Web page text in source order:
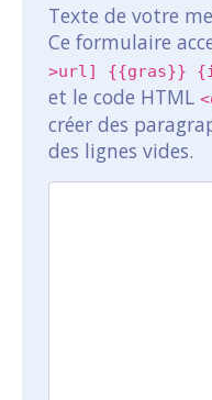
Texte de votre
Ce formulaire
>url] {{gras}}
et le code HTML
créer des
des lignes vides.